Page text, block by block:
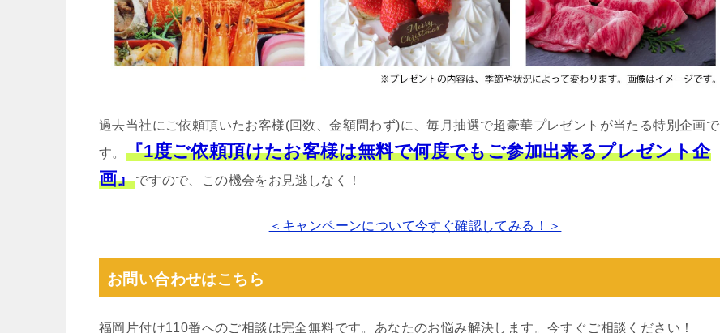
過去当社にご依頼頂いたお客様(回数、金額問わず)に、毎月抽選で超豪華プレゼントが当たる特別企画で
す。 『1度ご依頼頂けたお客様は無料で何度でもご参加出来るプレゼント企
画』ですので、この機会をお見逃しなく！
＜キャンペーンについて今すぐ確認してみる！＞
お問い合わせはこちら
福岡片付け110番へのご相談は完全無料です。あなたのお悩み解決します。今すぐご相談ください！